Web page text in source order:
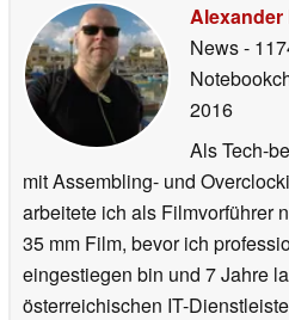
Alexander
News-
2016
Als Tech-
mit Assembling- und
arbeitete ich als Filmvorführer
35 mm Film, bevor ich
eingestiegen bin und 7 Jahre
österreichischen IT-